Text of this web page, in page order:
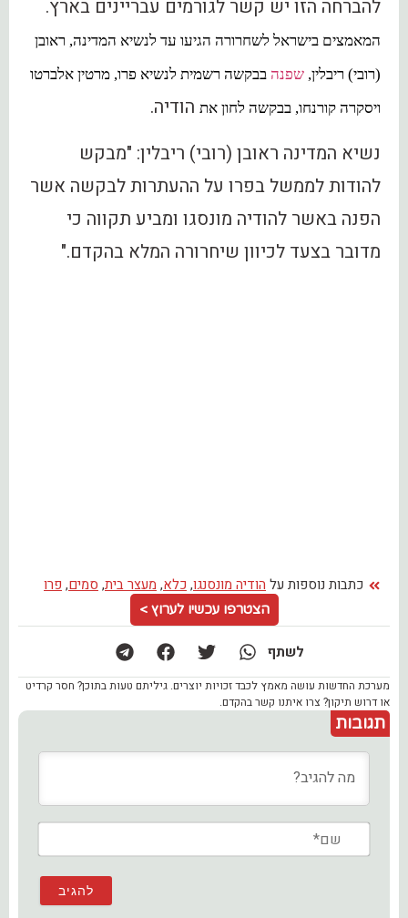
להברחה הזו יש קשר לגורמים עבריינים בארץ.
המאמצים בישראל לשחרורה הגיעו עד לנשיא המדינה, ראובן
(רובי) ריבלין, שפנה בבקשה רשמית לנשיא פרו, מרטין אלברטו
ויסקרה קורנחו, בבקשה לחון את הודיה.
נשיא המדינה ראובן (רובי) ריבלין: "מבקש
להודות לממשל בפרו על ההעתרות לבקשה אשר
הפנה באשר להודיה מונסגו ומביע תקווה כי
מדובר בצעד לכיוון שיחרורה המלא בהקדם."
כתבות נוספות על הודיה מונסנגו, כלא, מעצר בית, סמים, פרו
הצטרפו עכשיו לערוץ >
לשתף
מערכת החדשות עושה מאמץ לכבד זכויות יוצרים. גיליתם טעות בתוכן? חסר קרדיט
או דרוש תיקון? צרו איתנו קשר בהקדם.
תגובות